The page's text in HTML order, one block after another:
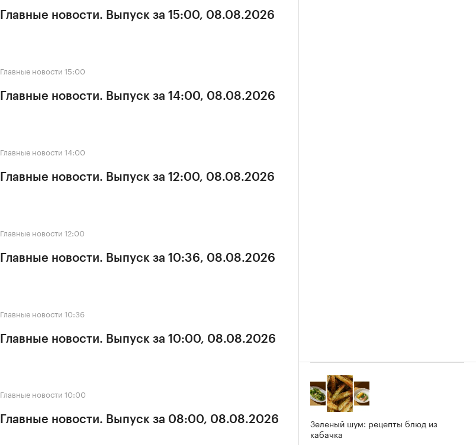
Главные новости. Выпуск за 15:00, 08.08.2026
Главные новости 15:00
Главные новости. Выпуск за 14:00, 08.08.2026
Главные новости 14:00
Главные новости. Выпуск за 12:00, 08.08.2026
Главные новости 12:00
Главные новости. Выпуск за 10:36, 08.08.2026
Главные новости 10:36
Главные новости. Выпуск за 10:00, 08.08.2026
Главные новости 10:00
Главные новости. Выпуск за 08:00, 08.08.2026
Зеленый шум: рецепты блюд из
кабачка